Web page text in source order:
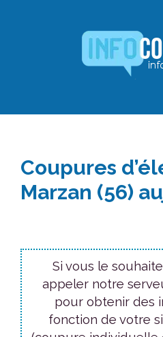
Coupures
Marzan (56)
Si vous le
appeler notre
pour obtenir des
fonction de votre